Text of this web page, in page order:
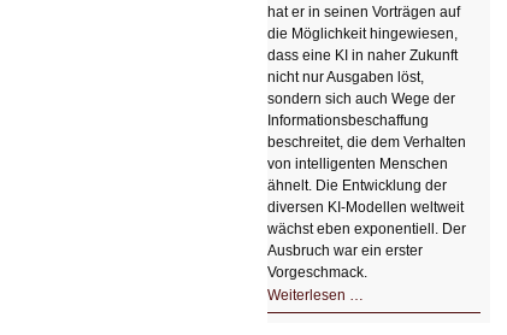
hat er in seinen Vorträgen auf
die Möglichkeit hingewiesen,
dass eine KI in naher Zukunft
nicht nur Ausgaben löst,
sondern sich auch Wege der
Informationsbeschaffung
beschreitet, die dem Verhalten
von intelligenten Menschen
ähnelt. Die Entwicklung der
diversen KI-Modellen weltweit
wächst eben exponentiell. Der
Ausbruch war ein erster
Vorgeschmack.
Weiterlesen …
Der